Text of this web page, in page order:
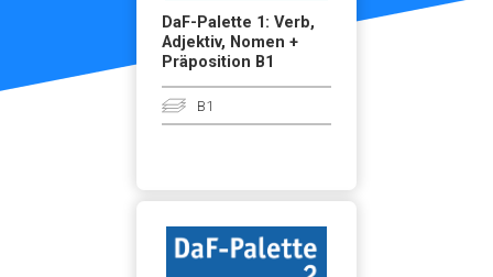
DaF-Palette 1: Verb,
Adjektiv, Nomen +
Präposition B1
B1